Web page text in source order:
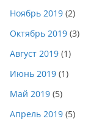
Ноябрь 2019 (2)
Октябрь 2019 (3)
Август 2019 (1)
Июнь 2019 (1)
Май 2019 (5)
Апрель 2019 (5)